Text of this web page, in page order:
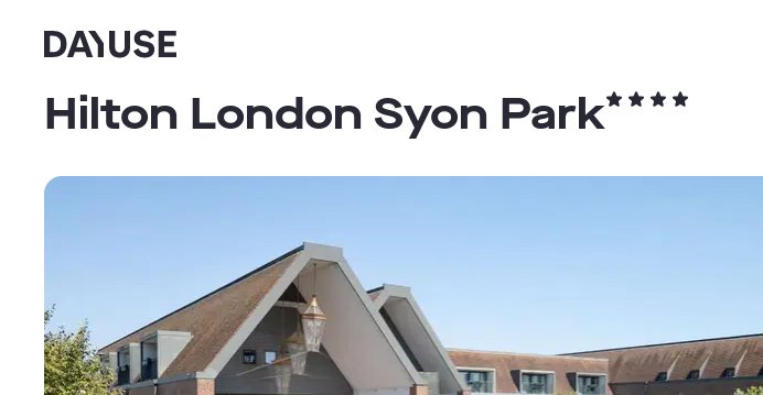
Dayuse
Hilton London Syon Park